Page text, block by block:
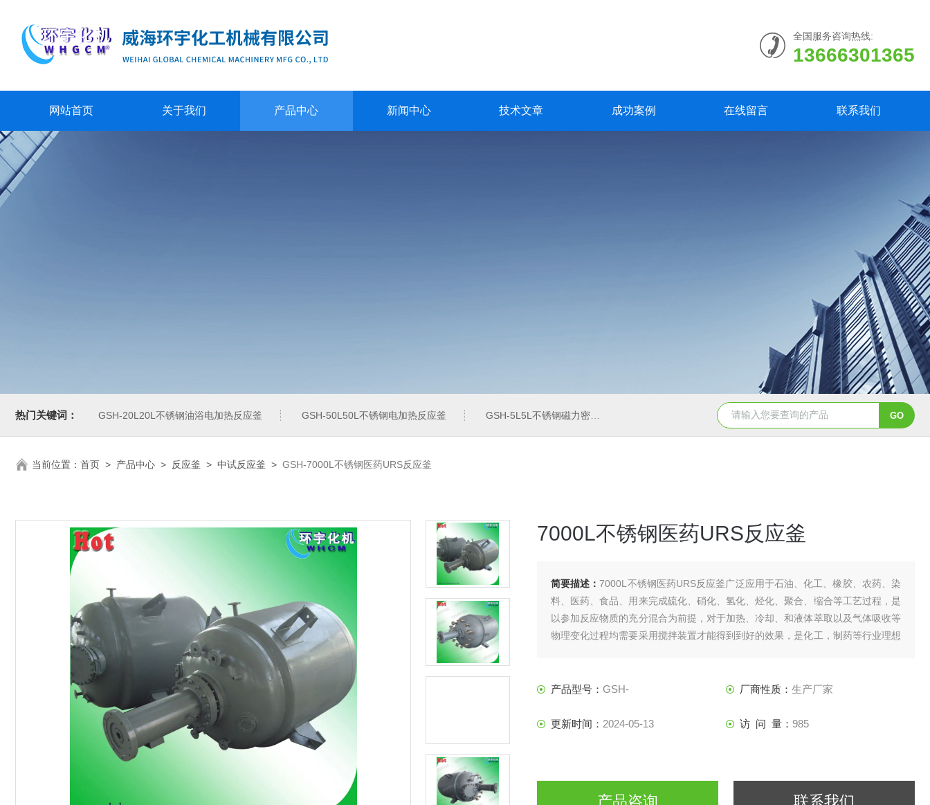
全国服务咨询热线:
13666301365
网站首页 关于我们 产品中心 新闻中心 技术文章 成功案例 在线留言 联系我们
热门关键词： GSH-20L20L不锈钢油浴电加热反应釜 GSH-50L50L不锈钢电加热反应釜 GSH-5L5L不锈钢磁力密封高粘反应釜 GSH-6500L6500L防爆加氢工业反应釜 GSH-
当前位置： 首页 > 产品中心 > 反应釜 > 中试反应釜 > GSH-7000L不锈钢医药URS反应釜
7000L不锈钢医药URS反应釜
简要描述：7000L不锈钢医药URS反应釜广泛应用于石油、化工、橡胶、农药、染
料、医药、食品、用来完成硫化、硝化、氢化、烃化、聚合、缩合等工艺过程，是
以参加反应物质的充分混合为前提，对于加热、冷却、和液体萃取以及气体吸收等
物理变化过程均需要采用搅拌装置才能得到到好的效果，是化工，制药等行业理想
产品型号： GSH- 厂商性质： 生产厂家
更新时间： 2024-05-13 访 问 量： 985
产品咨询 联系我们